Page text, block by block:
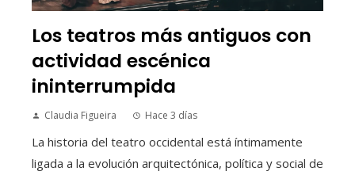
Los teatros más antiguos con
actividad escénica
ininterrumpida
Claudia Figueira Hace 3 días
La historia del teatro occidental está íntimamente
ligada a la evolución arquitectónica, política y social de